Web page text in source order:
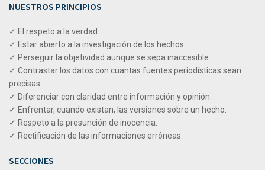
NUESTROS PRINCIPIOS
✓ El respeto a la verdad.
✓ Estar abierto a la investigación de los hechos.
✓ Perseguir la objetividad aunque se sepa inaccesible.
✓ Contrastar los datos con cuantas fuentes periodísticas sean
precisas.
✓ Diferenciar con claridad entre información y opinión.
✓ Enfrentar, cuando existan, las versiones sobre un hecho.
✓ Respeto a la presunción de inocencia.
✓ Rectificación de las informaciones erróneas.
SECCIONES